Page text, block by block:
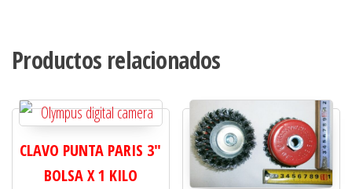
Productos relacionados
CLAVO PUNTA PARIS 3"
BOLSA X 1 KILO